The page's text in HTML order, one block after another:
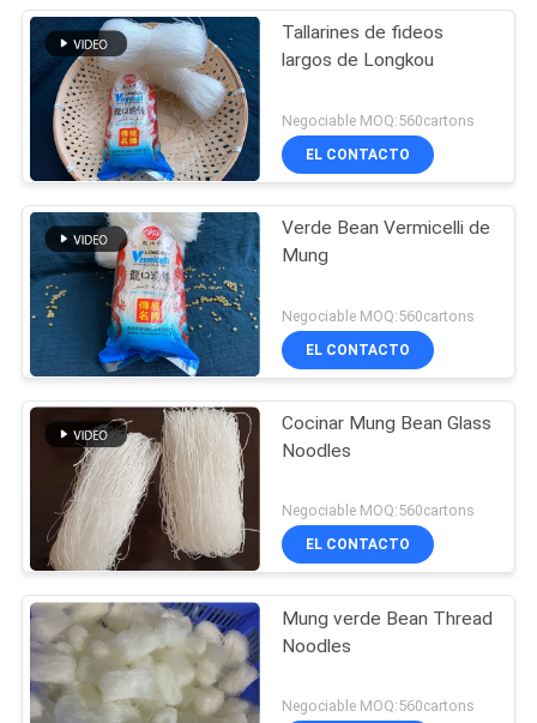
Tallarines de fideos
largos de Longkou
Negociable MOQ:560cartons
EL CONTACTO
Verde Bean Vermicelli de
Mung
Negociable MOQ:560cartons
EL CONTACTO
Cocinar Mung Bean Glass
Noodles
Negociable MOQ:560cartons
EL CONTACTO
Mung verde Bean Thread
Noodles
Negociable MOQ:560cartons